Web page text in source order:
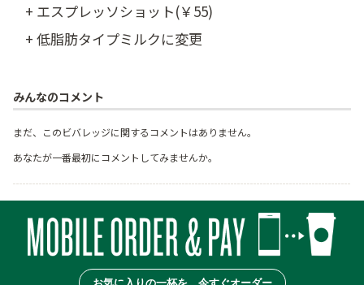
+ エスプレッソショット(￥55)
+ 低脂肪タイプミルクに変更
みんなのコメント
まだ、このビバレッジに関するコメントはありません。
あなたが一番最初にコメントしてみませんか。